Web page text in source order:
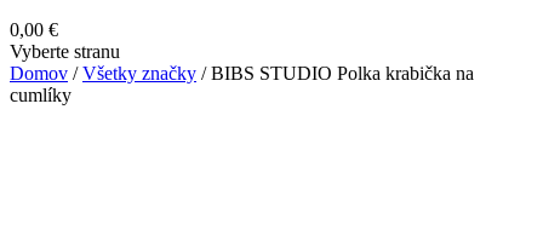
0,00 €
Vyberte stranu
Domov /Všetky značky / BIBS STUDIO Polka krabička na
cumlíky